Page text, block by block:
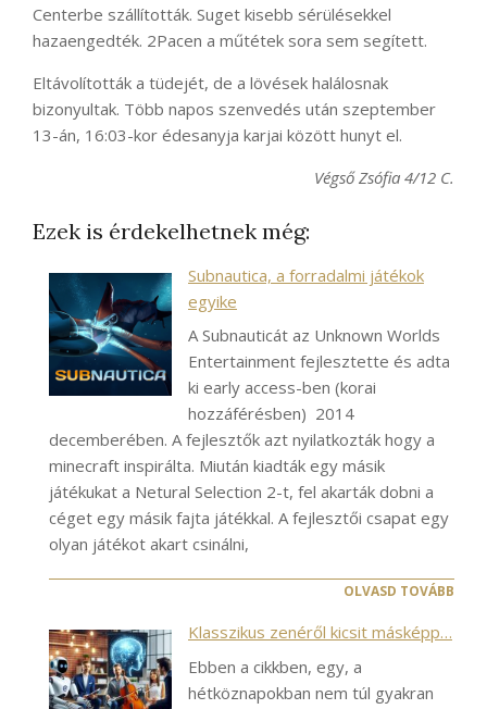
Centerbe szállították. Suget kisebb sérülésekkel
hazaengedték. 2Pacen a műtétek sora sem segített.
Eltávolították a tüdejét, de a lövések halálosnak
bizonyultak. Több napos szenvedés után szeptember
13-án, 16:03-kor édesanyja karjai között hunyt el.
Végső Zsófia 4/12 C.
Ezek is érdekelhetnek még:
Subnautica, a forradalmi játékok
egyike
A Subnauticát az Unknown Worlds
Entertainment fejlesztette és adta
ki early access-ben (korai
hozzáférésben) 2014
decemberében. A fejlesztők azt nyilatkozták hogy a
minecraft inspirálta. Miután kiadták egy másik
játékukat a Netural Selection 2-t, fel akarták dobni a
céget egy másik fajta játékkal. A fejlesztői csapat egy
olyan játékot akart csinálni,
OLVASD TOVÁBB
Klasszikus zenéről kicsit másképp…
Ebben a cikkben, egy, a
hétköznapokban nem túl gyakran